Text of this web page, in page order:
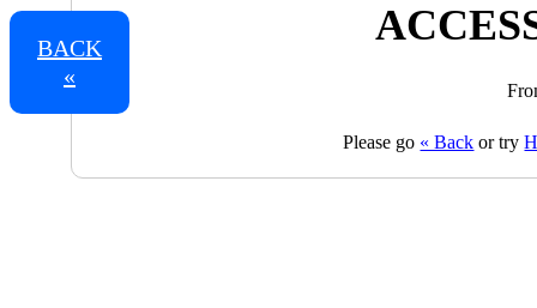
BACK
«
Please go « Back or try